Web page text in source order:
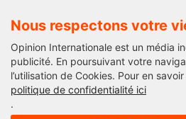
Nous respectons votre
Opinion Internationale est un média
publicité. En poursuivant votre
l’utilisation de Cookies. Pour en
politique de confidentialité ici
.
Actualité